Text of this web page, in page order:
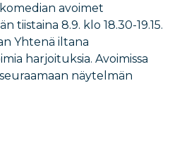
avoimet
tiistaina 8.9. klo 18.30-19.15.
Yhtenä iltana
harjoituksia. Avoimissa
näytelmän